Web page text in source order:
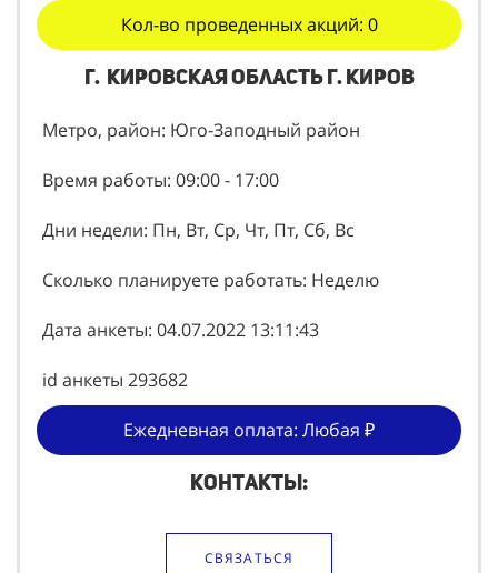
Кол-во проведенных акций: 0
г. Кировская область г. Киров
Метро, район: Юго-Заподный район
Время работы: 09:00 - 17:00
Дни недели: Пн, Вт, Ср, Чт, Пт, Сб, Вс
Сколько планируете работать: Неделю
Дата анкеты: 04.07.2022 13:11:43
id анкеты 293682
Ежедневная оплата: Любая ₽
Контакты:
СВЯЗАТЬСЯ